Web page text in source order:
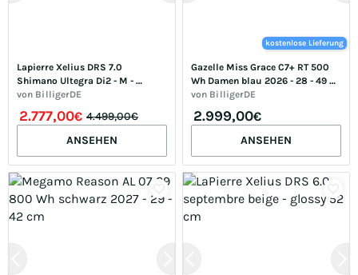
Lapierre Xelius DRS 7.0
Shimano Ultegra Di2 - M -
cumulonimbus grey
von BilligerDE
2.777,00€ 4.499,00€
ANSEHEN
kostenlose Lieferung
Gazelle Miss Grace C7+ RT 500
Wh Damen blau 2026 - 28 - 49
cm
von BilligerDE
2.999,00€
ANSEHEN